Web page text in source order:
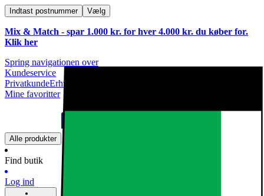
Indtast postnummer Vælg
Mix & Match - spar 1.000 kr. for hver 4.000 kr. du køber for.
Klik her
Spring navigationen over
Kundeservice
PrivatkundeErhvervskunde
Mine favoritter
Alle produkter
Find butik
Log ind